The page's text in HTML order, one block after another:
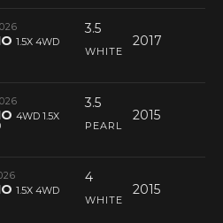
3.5
1.5X 4WD 2017
WHITE
3.5
4WD 1.5X 2015
PEARL
4
1.5X 4WD 2015
WHITE